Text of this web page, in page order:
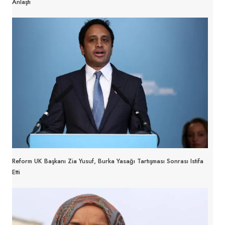
Reform UK Başkanı Zia Yusuf, Burka Yasağı Tartışması Sonrası Istifa
Etti